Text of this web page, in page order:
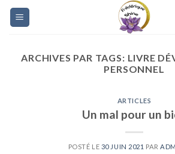
Skip
ARCHIVES PAR TAGS: LIVRE
PERSONNEL
ARTICLES
Un mal pour un
POSTÉ LE 30 JUIN 2021 PAR